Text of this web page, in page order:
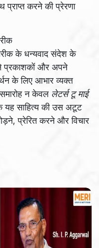
प्राप्त करने की प्रेरणा
के धन्यवाद संदेश के
प्रकाशकों और अपने
के लिए आभार व्यक्त
न केवल लेटर्स टू माई
यह साहित्य की उस अटूट
प्रेरित करने और विचार